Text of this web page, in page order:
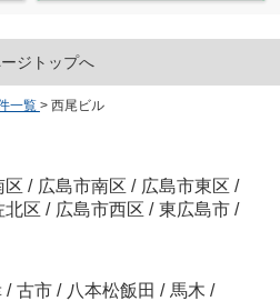
ジトップへ
一覧 > 西尾ビル
区 / 広島市南区 / 広島市東区 /
北区 / 広島市西区 / 東広島市 /
/ 古市 / 八本松飯田 / 馬木 /